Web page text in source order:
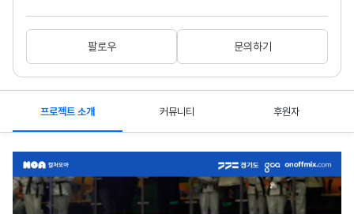
팔로우 문의하기
프로젝트 소개 커뮤니티 후원자